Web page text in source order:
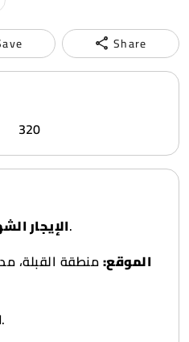
Share
320
الإيجار2,500 دينار كويتي.
الموقع:منطقة القبلة،
320 متر مربع.